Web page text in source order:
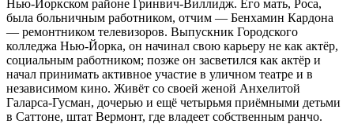
Нью-Йоркском районе Гринвич-Виллидж. Его мать, Роса,
была больничным работником, отчим — Бенхамин Кардона
— ремонтником телевизоров. Выпускник Городского
колледжа Нью-Йорка, он начинал свою карьеру не как актёр,
социальным работником; позже он засветился как актёр и
начал принимать активное участие в уличном театре и в
независимом кино. Живёт со своей женой Анхелитой
Галарса-Гусман, дочерью и ещё четырьмя приёмными детьми
в Саттоне, штат Вермонт, где владеет собственным ранчо.